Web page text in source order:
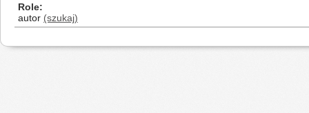
Role
autor (szukaj)